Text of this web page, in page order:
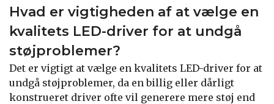
Hvad er vigtigheden af at vælge en
kvalitets LED-driver for at undgå
støjproblemer?
Det er vigtigt at vælge en kvalitets LED-driver for at
undgå støjproblemer, da en billig eller dårligt
konstrueret driver ofte vil generere mere støj end